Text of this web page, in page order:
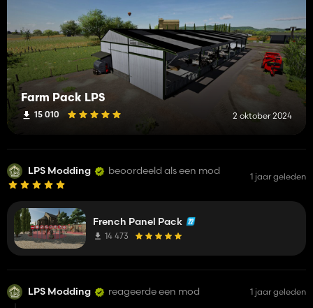
Farm Pack LPS
15 010 2 oktober 2024
LPS Modding beoordeeld als een mod 1 jaar geleden
French Panel Pack
14 473
LPS Modding reageerde een mod 1 jaar geleden